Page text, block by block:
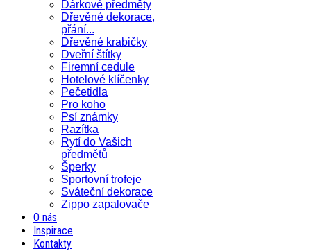
Dárkové předměty
Dřevěné dekorace,
přání...
Dřevěné krabičky
Dveřní štítky
Firemní cedule
Hotelové klíčenky
Pečetidla
Pro koho
Psí známky
Razítka
Rytí do Vašich
předmětů
Šperky
Sportovní trofeje
Sváteční dekorace
Zippo zapalovače
O nás
Inspirace
Kontakty